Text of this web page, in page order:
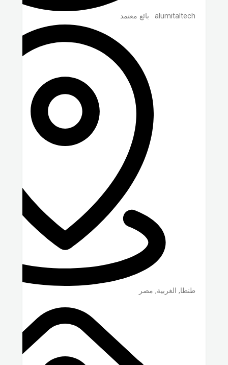
alumitaltech بائع معتمد
طنطا, الغربية, مصر